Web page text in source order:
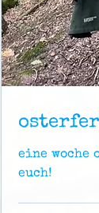
eine woche
euch!